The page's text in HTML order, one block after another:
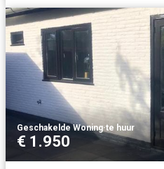
Geschakelde Woning·te huur
€ 1.950